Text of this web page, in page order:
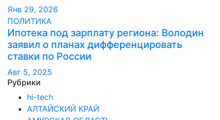
Янв 29, 2026
ПОЛИТИКА
Ипотека под зарплату региона: Володин
заявил о планах дифференцировать
ставки по России
Авг 5, 2025
Рубрики
hi-tech
АЛТАЙСКИЙ КРАЙ